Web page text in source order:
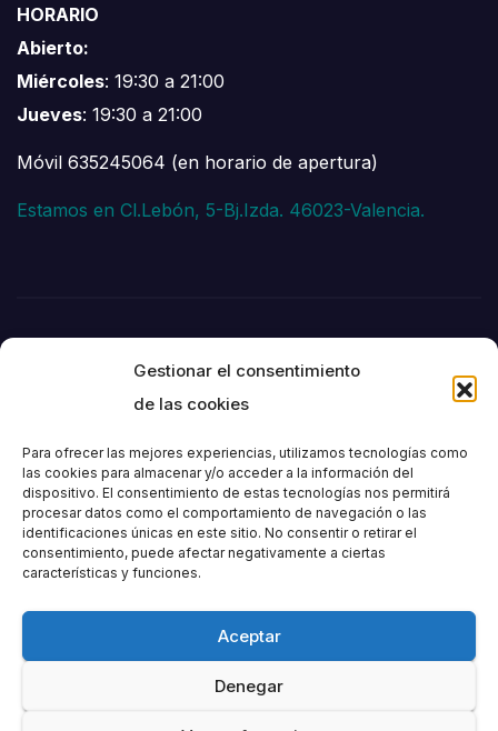
Gestionar el consentimiento
de las cookies
Para ofrecer las mejores experiencias, utilizamos tecnologías como
las cookies para almacenar y/o acceder a la información del
dispositivo. El consentimiento de estas tecnologías nos permitirá
procesar datos como el comportamiento de navegación o las
identificaciones únicas en este sitio. No consentir o retirar el
consentimiento, puede afectar negativamente a ciertas
características y funciones.
Aceptar
Denegar
HORARIO
Abierto:
Miércoles: 19:30 a 21:00
Jueves: 19:30 a 21:00
Móvil 635245064 (en horario de apertura)
Estamos en Cl.Lebón, 5-Bj.Izda. 46023-Valencia.
Societat
Excursionista de
València